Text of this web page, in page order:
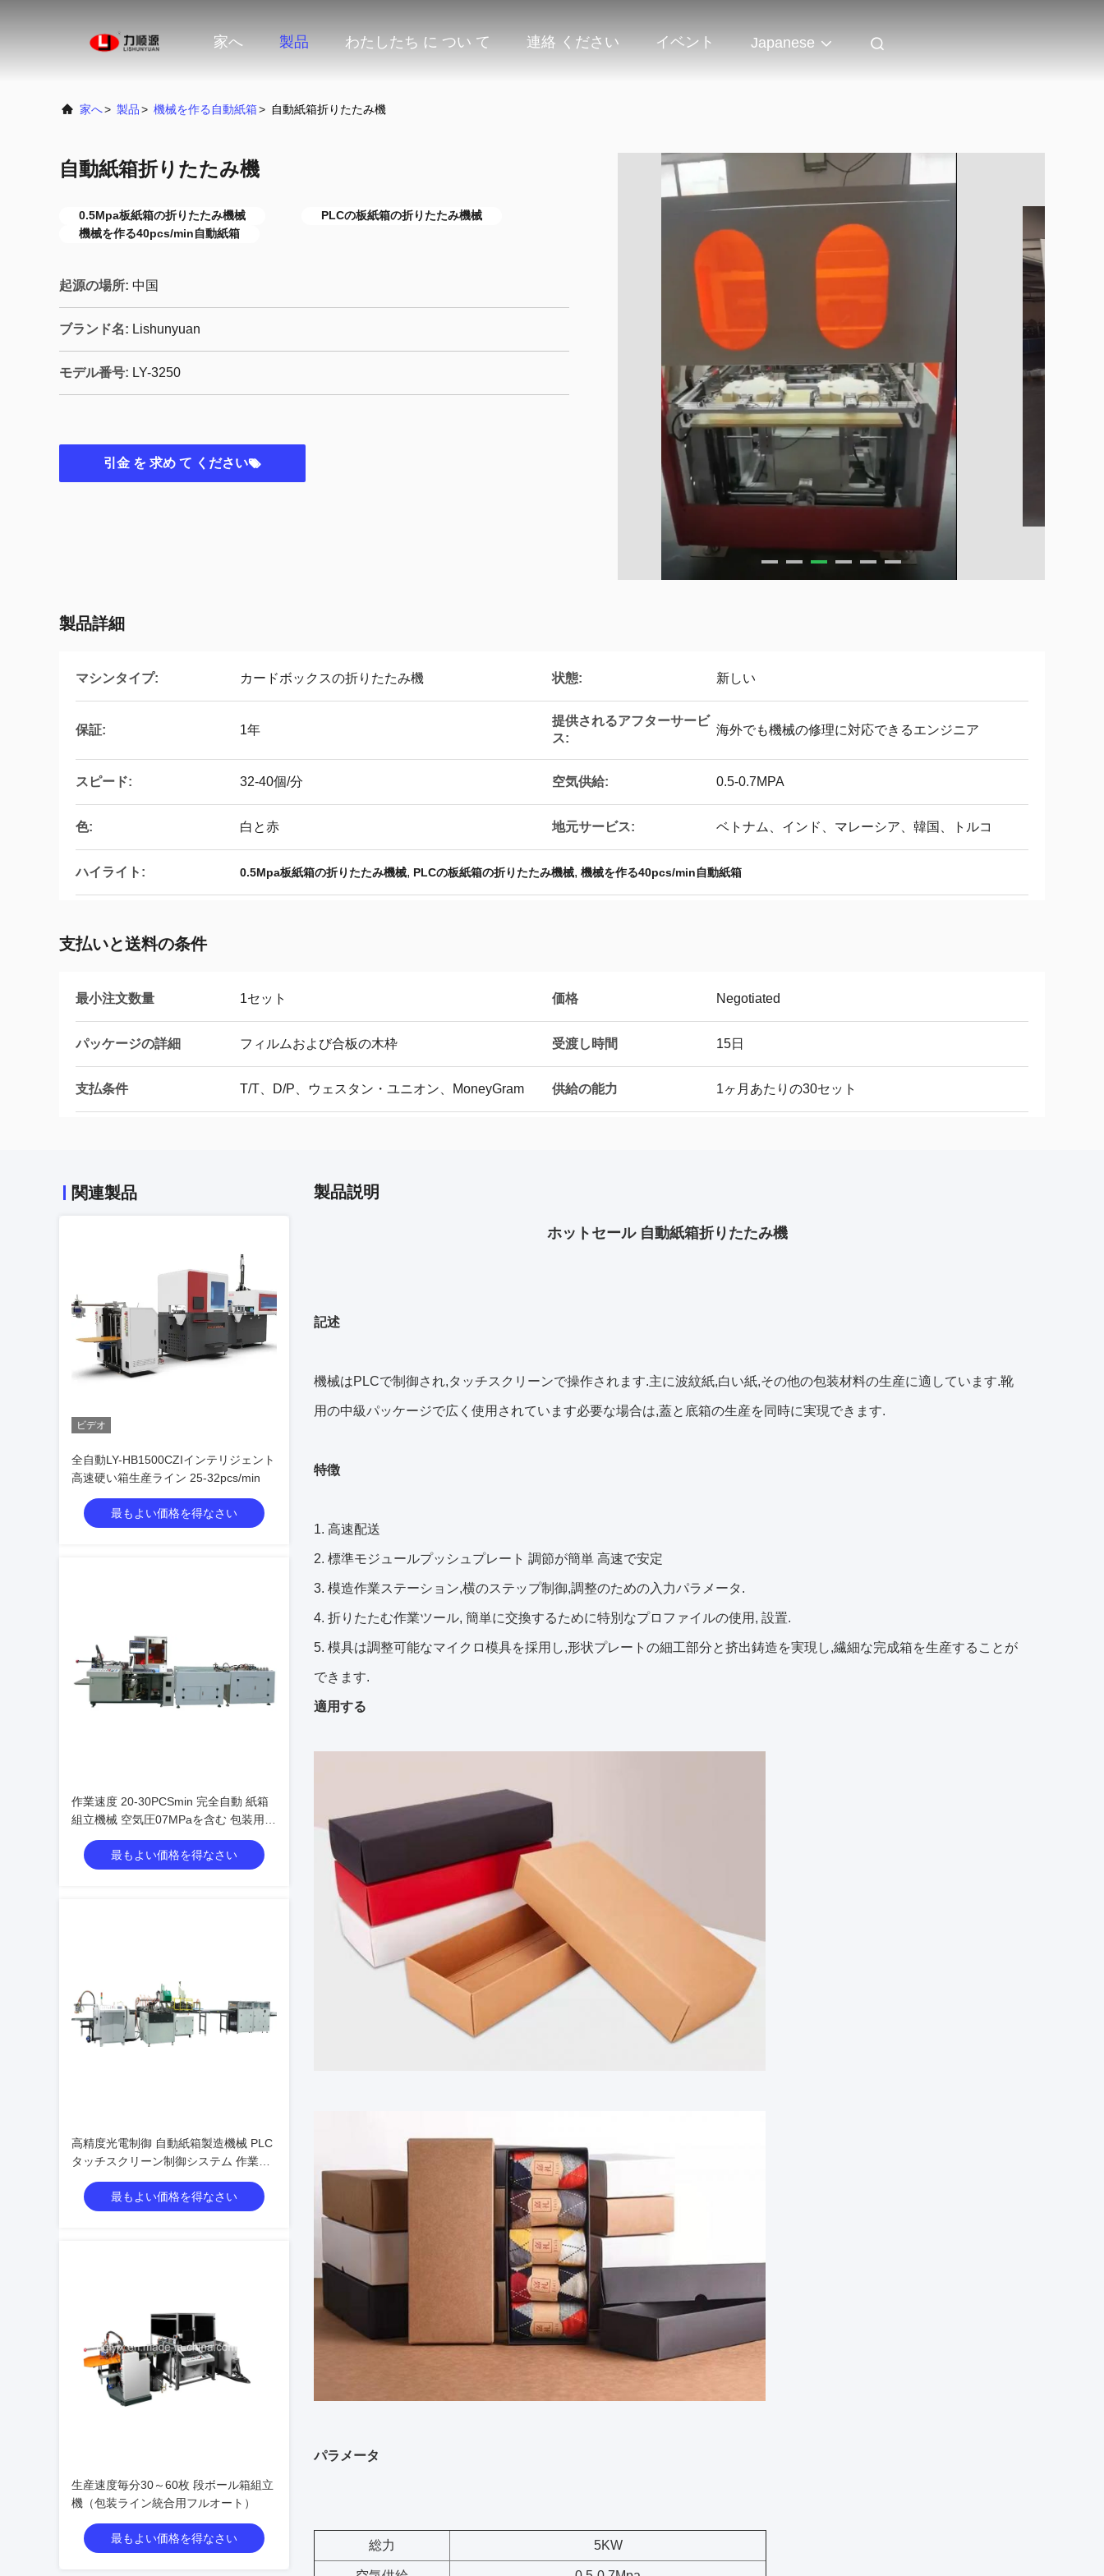
家へ 製品 わたしたち に つい て 連絡 ください イベント Japanese
家へ> 製品> 機械を作る自動紙箱> 自動紙箱折りたたみ機
自動紙箱折りたたみ機
0.5Mpa板紙箱の折りたたみ機械
PLCの板紙箱の折りたたみ機械
機械を作る40pcs/min自動紙箱
起源の場所: 中国
ブランド名: Lishunyuan
モデル番号: LY-3250
引金 を 求め て ください
製品詳細
マシンタイプ: カードボックスの折りたたみ機 状態: 新しい
保証: 1年
提供されるアフターサービ
ス:
海外でも機械の修理に対応できるエンジニア
スピード: 32-40個/分 空気供給: 0.5-0.7MPA
色: 白と赤 地元サービス: ベトナム、インド、マレーシア、韓国、トルコ
ハイライト: 0.5Mpa板紙箱の折りたたみ機械, PLCの板紙箱の折りたたみ機械, 機械を作る40pcs/min自動紙箱
支払いと送料の条件
最小注文数量 1セット 価格 Negotiated
パッケージの詳細 フィルムおよび合板の木枠 受渡し時間 15日
支払条件 T/T、D/P、ウェスタン・ユニオン、MoneyGram 供給の能力 1ヶ月あたりの30セット
関連製品
ビデオ
全自動LY-HB1500CZIインテリジェント
高速硬い箱生産ライン 25-32pcs/min
最もよい価格を得なさい
作業速度 20-30PCSmin 完全自動 紙箱
組立機械 空気圧07MPaを含む 包装用に
設計
最もよい価格を得なさい
高精度光電制御 自動紙箱製造機械 PLC
タッチスクリーン制御システム 作業速
度 20 ~ 30PCS / 分
最もよい価格を得なさい
生産速度毎分30～60枚 段ボール箱組立
機（包装ライン統合用フルオート）
最もよい価格を得なさい
製品説明
ホットセール 自動紙箱折りたたみ機
記述
機械はPLCで制御され,タッチスクリーンで操作されます.主に波紋紙,白い紙,その他の包装材料の生産に適しています.靴
用の中級パッケージで広く使用されています必要な場合は,蓋と底箱の生産を同時に実現できます.
特徴
高速配送
標準モジュールプッシュプレート 調節が簡単 高速で安定
模造作業ステーション,横のステップ制御,調整のための入力パラメータ.
折りたたむ作業ツール, 簡単に交換するために特別なプロファイルの使用, 設置.
模具は調整可能なマイクロ模具を採用し,形状プレートの細工部分と挤出鋳造を実現し,繊細な完成箱を生産することが
できます.
適用する
パラメータ
総力 5KW